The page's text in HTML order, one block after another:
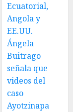
Ecuatorial,
Angola y
EE.UU.
Ángela
Buitrago
señala que
videos del
caso
Ayotzinapa